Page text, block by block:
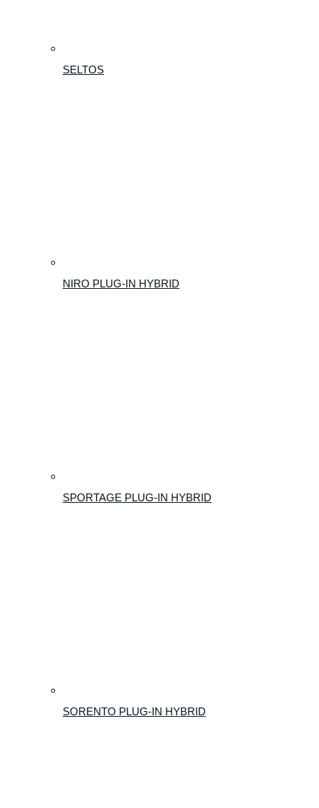
SELTOS
NIRO PLUG-IN HYBRID
SPORTAGE PLUG-IN HYBRID
SORENTO PLUG-IN HYBRID